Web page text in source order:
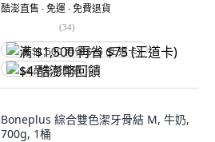
酷澎直售 ∙ 免運 ∙ 免費退貨
(34)
满 $1,500 再省 $75 (王道卡)
$4 酷澎幣回饋
Boneplus 綜合雙色潔牙骨結 M, 牛奶,
700g, 1桶